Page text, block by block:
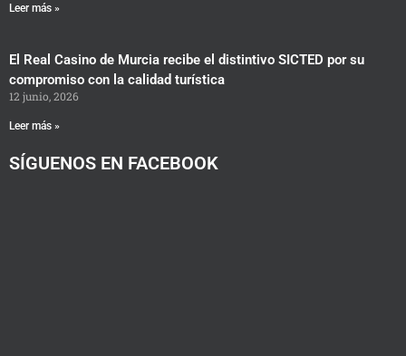
Leer más »
El Real Casino de Murcia recibe el distintivo SICTED por su
compromiso con la calidad turística
12 junio, 2026
Leer más »
SÍGUENOS EN FACEBOOK